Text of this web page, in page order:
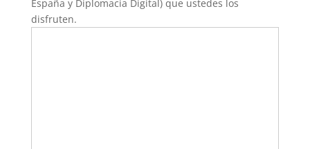
España y Diplomacia Digital) que ustedes los
disfruten.